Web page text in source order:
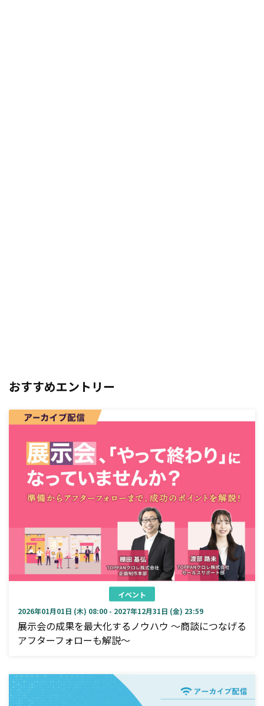
おすすめエントリー
イベント
2026年01月01日 (木) 08:00 - 2027年12月31日 (金) 23:59
展示会の成果を最大化するノウハウ ～商談につなげる
アフターフォローも解説～